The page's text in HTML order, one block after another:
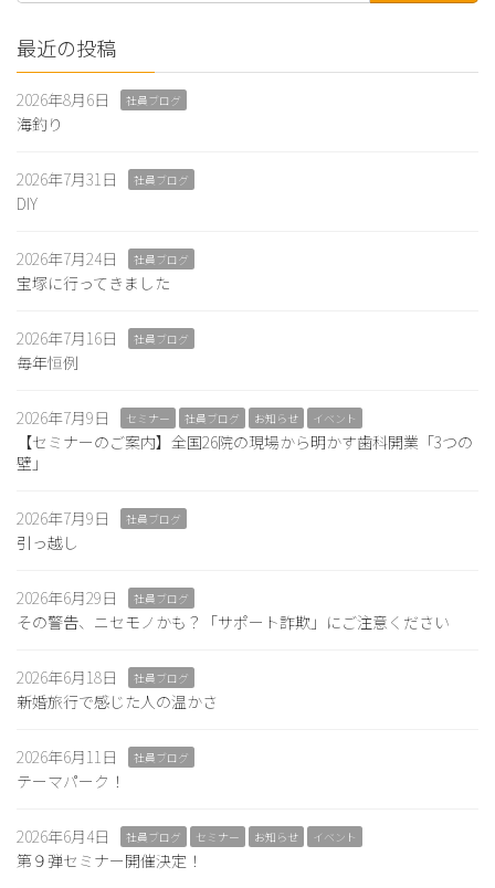
最近の投稿
2026年8月6日 社員ブログ
海釣り
2026年7月31日 社員ブログ
DIY
2026年7月24日 社員ブログ
宝塚に行ってきました
2026年7月16日 社員ブログ
毎年恒例
2026年7月9日 セミナー 社員ブログ お知らせ イベント
【セミナーのご案内】全国26院の現場から明かす歯科開業「3つの
壁」
2026年7月9日 社員ブログ
引っ越し
2026年6月29日 社員ブログ
その警告、ニセモノかも？「サポート詐欺」にご注意ください
2026年6月18日 社員ブログ
新婚旅行で感じた人の温かさ
2026年6月11日 社員ブログ
テーマパーク！
2026年6月4日 社員ブログ セミナー お知らせ イベント
第９弾セミナー開催決定！